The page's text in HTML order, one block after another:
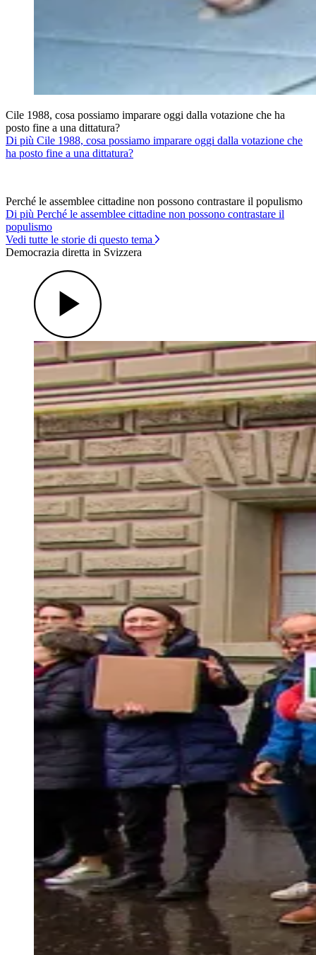
Cile 1988, cosa possiamo imparare oggi dalla votazione che ha
posto fine a una dittatura?
Di più Cile 1988, cosa possiamo imparare oggi dalla votazione che
ha posto fine a una dittatura?
Perché le assemblee cittadine non possono contrastare il populismo
Di più Perché le assemblee cittadine non possono contrastare il
populismo
Vedi tutte le storie di questo tema
Democrazia diretta in Svizzera